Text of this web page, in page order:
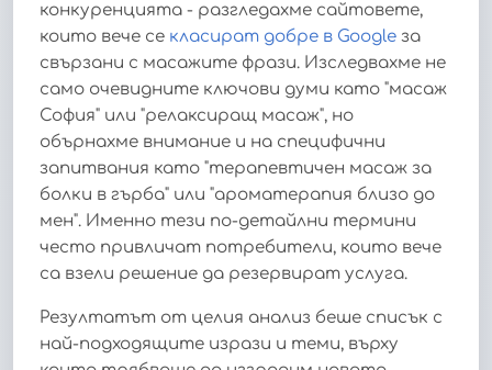
конкуренцията - разгледахме сайтовете,
които вече се класират добре в Google за
свързани с масажите фрази. Изследвахме не
само очевидните ключови думи като "масаж
София" или "релаксиращ масаж", но
обърнахме внимание и на специфични
запитвания като "терапевтичен масаж за
болки в гърба" или "ароматерапия близо до
мен". Именно тези по-детайлни термини
често привличат потребители, които вече
са взели решение да резервират услуга.
Резултатът от целия анализ беше списък с
най-подходящите изрази и теми, върху